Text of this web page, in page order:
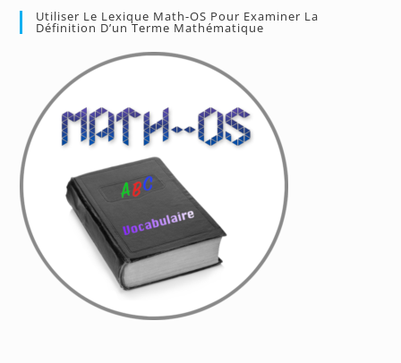
Utiliser Le Lexique Math-OS Pour Examiner La
Définition D’un Terme Mathématique